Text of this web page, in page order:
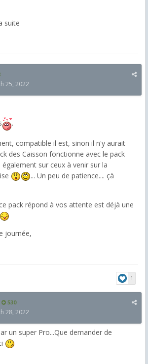
suite
25, 2022
.
compatible il est, sinon il n'y aurait
des Caisson fonctionne avec le pack
sur ceux à venir sur la
... Un peu de patience.... çà
pack répond à vos attente est déjà une
journée,
1
530
28, 2022
un super Pro...Que demander de